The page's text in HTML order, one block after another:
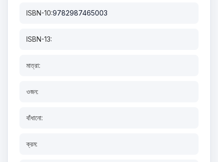
ISBN-10:9782987465003
ISBN-13:
মাত্রা:
ওজন:
বাঁধানো:
ক্রম: